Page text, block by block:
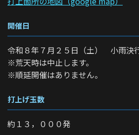
開催日
令和８年７月２５日（土） 小雨決
※荒天時は中止します。
※順延開催はありません。
打上げ玉数
約１３，０００発